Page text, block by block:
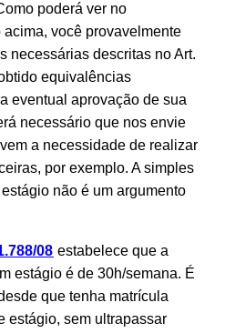
poderá ver no
você provavelmente
necessárias descritas no Art.
equivalências
eventual aprovação de sua
necessário que nos envie
a necessidade de realizar
por exemplo. A simples
não é um argumento
08 estabelece que a
estágio é de 30h/semana. É
que tenha matrícula
estágio, sem ultrapassar